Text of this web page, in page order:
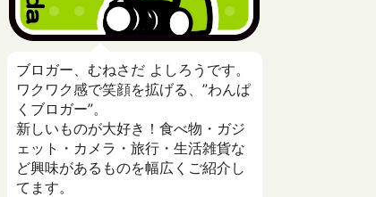
ブロガー、むねさだ よしろうです。
ワクワク感で笑顔を拡げる、”わんぱ
くブロガー”。
新しいものが大好き！食べ物・ガジ
ェット・カメラ・旅行・生活雑貨な
ど興味があるものを幅広くご紹介し
てます。